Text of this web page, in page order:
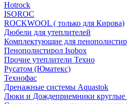
Hotrock
ISOROC
ROCKWOOL ( только для Кирова)
Дюбели для утеплителей
Комплектующие для
Пенополистирол Isobox
Прочие утеплители Техно
Русатом (Юматекс)
Технофас
Дренажные системы Aquastok
Люки и Дождеприемники круглые